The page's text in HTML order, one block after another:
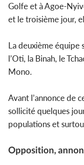
Golfe et à Agoe-
et le troisième jour,
La deuxième équipe
l’Oti, la Binah, le
Mono.
Avant l’annonce de
sollicité quelques
populations et
Opposition,